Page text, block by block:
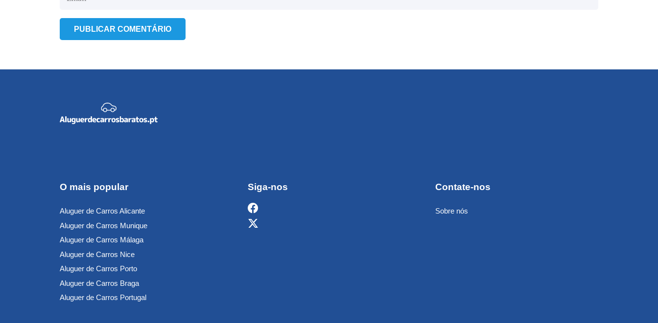
PUBLICAR COMENTÁRIO
O mais popular
Aluguer de Carros Alicante
Aluguer de Carros Munique
Aluguer de Carros Málaga
Aluguer de Carros Nice
Aluguer de Carros Porto
Aluguer de Carros Braga
Aluguer de Carros Portugal
Siga-nos Contate-nos
Sobre nós